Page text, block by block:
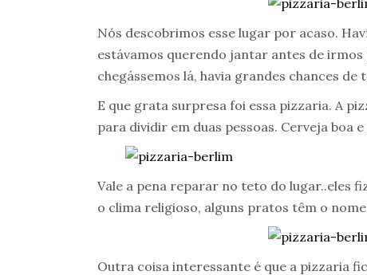
Nós descobrimos esse lugar por acaso.
estávamos querendo jantar antes de
chegássemos lá, havia grandes chances
E que grata surpresa foi essa pizzaria. A
para dividir em duas pessoas. Cerveja boa
Vale a pena reparar no teto do lugar..eles
o clima religioso, alguns pratos têm o
Outra coisa interessante é que a pizzaria